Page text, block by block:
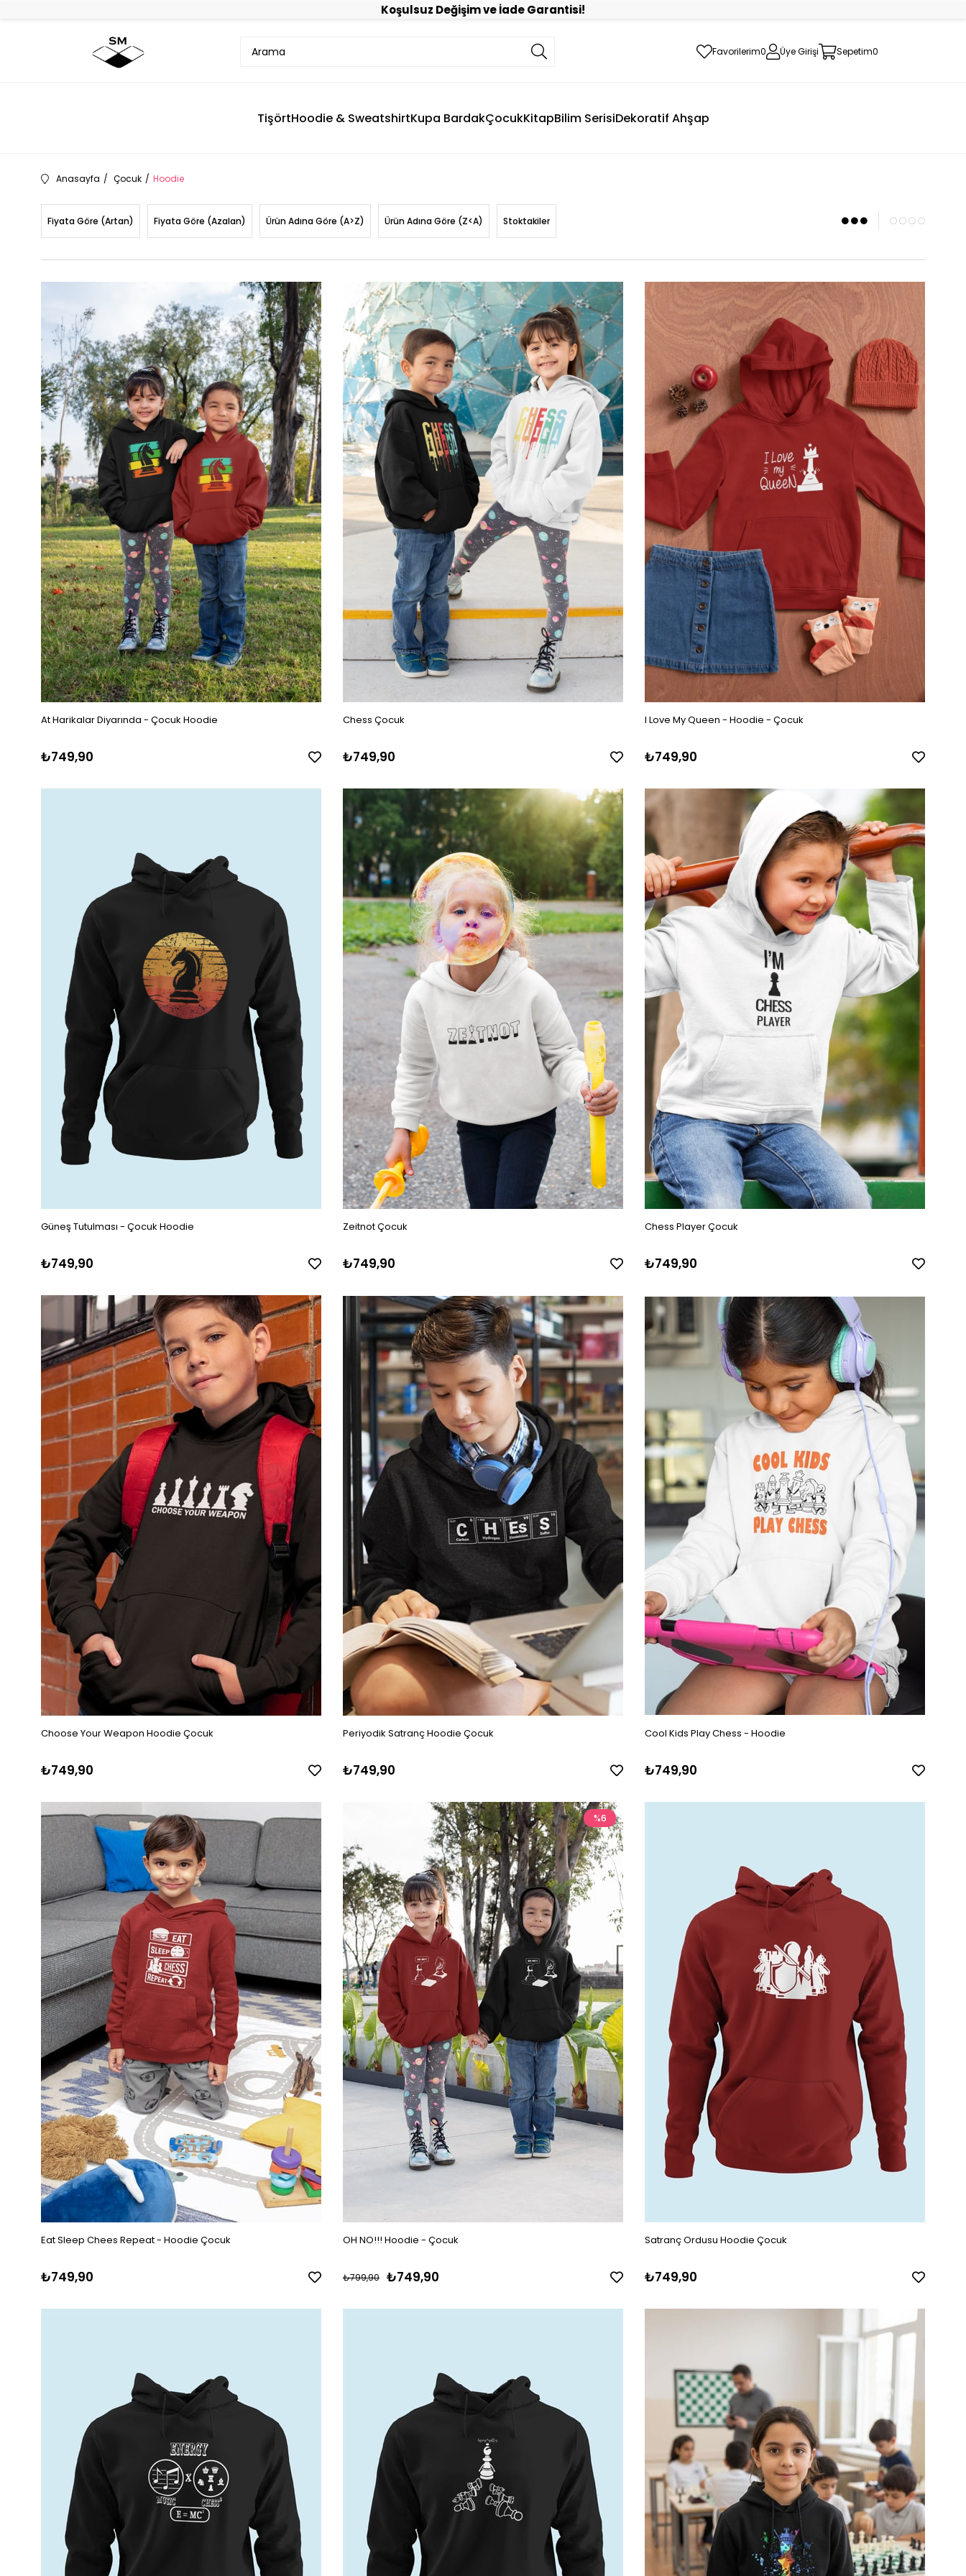
Koşulsuz Değişim ve İade Garantisi!
Favorilerim0 Üye Girişi Sepetim0
TişörtHoodie & SweatshirtKupa BardakÇocukKitapBilim SerisiDekoratif Ahşap
Anasayfa Çocuk Hoodie
Fiyata Göre (Artan) Fiyata Göre (Azalan) Ürün Adına Göre (A>Z) Ürün Adına Göre (Z<A) Stoktakiler
At Harikalar Diyarında - Çocuk Hoodie
₺749,90
Chess Çocuk
₺749,90
I Love My Queen - Hoodie - Çocuk
₺749,90
Güneş Tutulması - Çocuk Hoodie
₺749,90
Zeitnot Çocuk
₺749,90
Chess Player Çocuk
₺749,90
Choose Your Weapon Hoodie Çocuk
₺749,90
Periyodik Satranç Hoodie Çocuk
₺749,90
Cool Kids Play Chess - Hoodie
₺749,90
Eat Sleep Chees Repeat - Hoodie Çocuk
₺749,90
OH NO!!! Hoodie - Çocuk
₺749,90
₺799,90
%6
Satranç Ordusu Hoodie Çocuk
₺749,90